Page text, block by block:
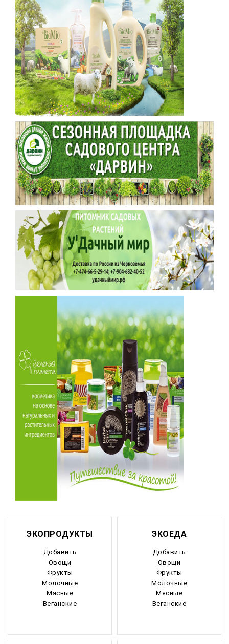
ЭКОПРОДУКТЫ
Добавить
Овощи
Фрукты
Молочные
Мясные
Веганские
ЭКОЕДА
Добавить
Овощи
Фрукты
Молочные
Мясные
Веганские